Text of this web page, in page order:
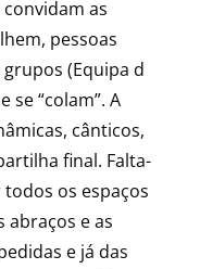
as
pessoas
(Equipa d
se “colam”. A
cânticos,
final. Falta-
os espaços
abraços e as
e já das